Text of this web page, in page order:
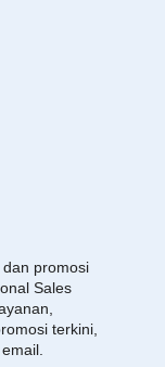
promosi
Sales
terkini,